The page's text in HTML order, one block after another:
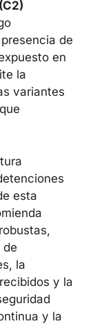
de
en
la
variantes
esta
de
la
y la
y la